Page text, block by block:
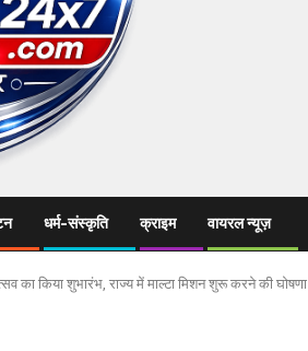
धर्म-संस्कृति क्राइम वायरल न्यूज़
का किया शुभारंभ, राज्य में माल्टा मिशन शुरू करने की घोषणा